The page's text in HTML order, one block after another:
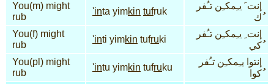
You(m) might
rub
'inta yimkin tufruk
إنت َ يـِمكـِن تـُفر
ُك
You(f) might
rub
'inti yimkin tufruki
إنت ِ يـِمكـِن تـُفر
ُكي
You(pl) might
rub
'intu yimkin tufruku
إنتوا يـِمكـِن تـُفر
ُكوا